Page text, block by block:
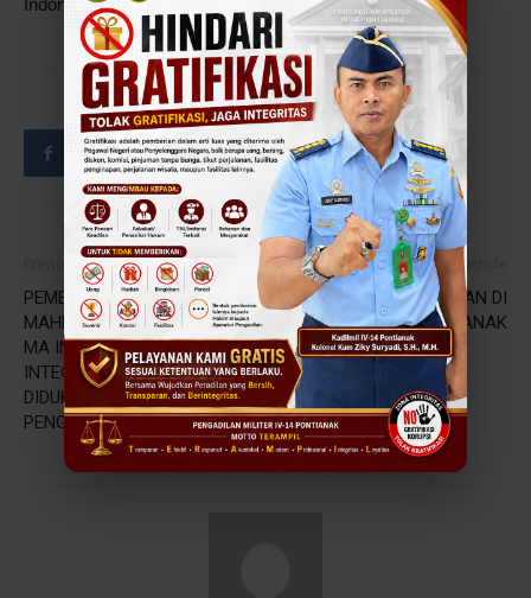
Indonesia secara luring dan daring. (Humas)
Previous article
PEMBINAAN PIMPINAN
MAHKAMAH AGUNG, KETUA
MA INGATKAN MENJAGA
INTEGRITAS HARUS
DIDUKUNG DENGAN SISTEM
PENGAWASAN YANG BAIK
Next article
BINWAS DILMILTI I MEDAN DI
DILMIL I-05 PONTIANAK